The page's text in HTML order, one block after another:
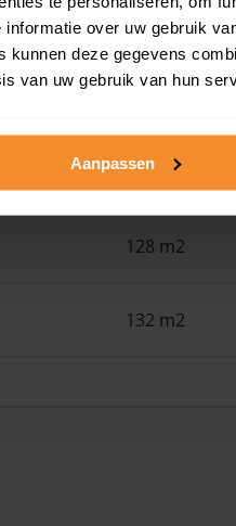
over uw gebruik
deze gegevens
van uw gebruik van hun
Aanpassen
305 m2
132 m2
128 m2
132 m2